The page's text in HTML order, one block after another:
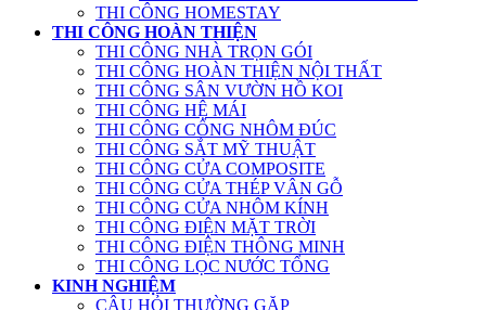
THI CÔNG HOMESTAY
THI CÔNG HOÀN THIỆN
THI CÔNG NHÀ TRỌN GÓI
THI CÔNG HOÀN THIỆN NỘI THẤT
THI CÔNG SÂN VƯỜN HỒ KOI
THI CÔNG HỆ MÁI
THI CÔNG CỔNG NHÔM ĐÚC
THI CÔNG SẮT MỸ THUẬT
THI CÔNG CỬA COMPOSITE
THI CÔNG CỬA THÉP VÂN GỖ
THI CÔNG CỬA NHÔM KÍNH
THI CÔNG ĐIỆN MẶT TRỜI
THI CÔNG ĐIỆN THÔNG MINH
THI CÔNG LỌC NƯỚC TỔNG
KINH NGHIỆM
CÂU HỎI THƯỜNG GẶP